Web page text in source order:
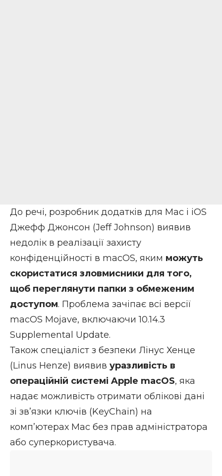
До речі, розробник додатків для Mac і iOS
Джефф Джонсон (Jeff Johnson) виявив
недолік в реалізації захисту
конфіденційності в macOS, яким можуть
скористатися зловмисники для того,
щоб переглянути папки з обмеженим
доступом. Проблема зачіпає всі версії
macOS Mojave, включаючи 10.14.3
Supplemental Update.
Також спеціаліст з безпеки Лінус Хенце
(Linus Henze) виявив уразливість в
операційній системі Apple macOS, яка
надає можливість отримати облікові дані
зі зв’язки ключів (KeyChain) на
комп’ютерах Мас без прав адміністратора
або суперкористувача.